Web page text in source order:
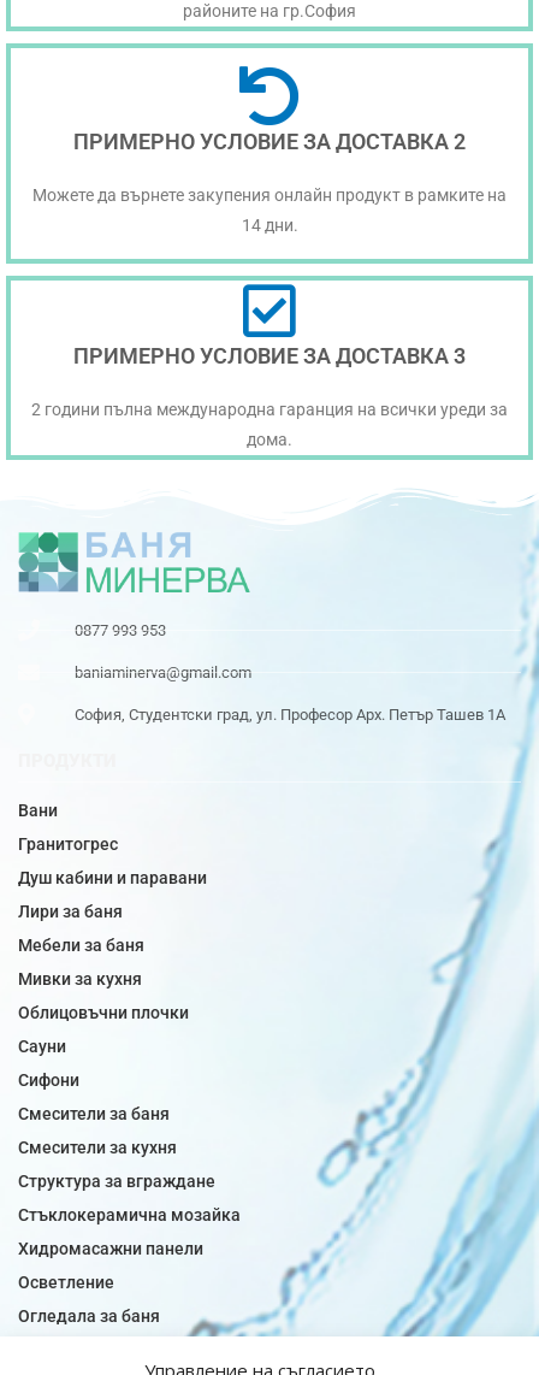
Управление на съгласието
районите на гр.София
ПРИМЕРНО УСЛОВИЕ ЗА ДОСТАВКА 2
Можете да върнете закупения онлайн продукт в рамките на
14 дни.
ПРИМЕРНО УСЛОВИЕ ЗА ДОСТАВКА 3
2 години пълна международна гаранция на всички уреди за
дома.
0877 993 953
baniaminerva@gmail.com
София, Студентски град, ул. Професор Арх. Петър Ташев 1А
Вани
Гранитогрес
Душ кабини и паравани
Лири за баня
Мебели за баня
Мивки за кухня
Облицовъчни плочки
Сауни
Сифони
Смесители за баня
Смесители за кухня
Структура за вграждане
Стъклокерамична мозайка
Хидромасажни панели
Осветление
Огледала за баня